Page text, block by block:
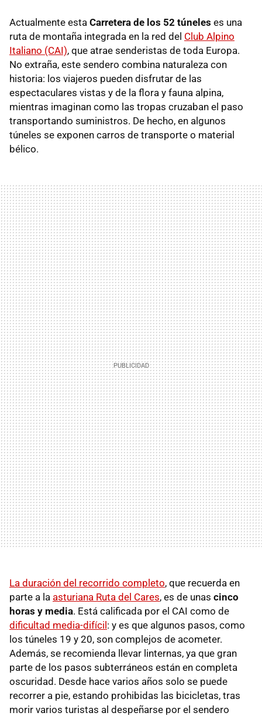
Actualmente esta Carretera de los 52 túneles es una
ruta de montaña integrada en la red del Club Alpino
Italiano (CAI), que atrae senderistas de toda Europa.
No extraña, este sendero combina naturaleza con
historia: los viajeros pueden disfrutar de las
espectaculares vistas y de la flora y fauna alpina,
mientras imaginan como las tropas cruzaban el paso
transportando suministros. De hecho, en algunos
túneles se exponen carros de transporte o material
bélico.
La duración del recorrido completo, que recuerda en
parte a la asturiana Ruta del Cares, es de unas cinco
horas y media. Está calificada por el CAI como de
dificultad media-difícil: y es que algunos pasos, como
los túneles 19 y 20, son complejos de acometer.
Además, se recomienda llevar linternas, ya que gran
parte de los pasos subterráneos están en completa
oscuridad. Desde hace varios años solo se puede
recorrer a pie, estando prohibidas las bicicletas, tras
morir varios turistas al despeñarse por el sendero